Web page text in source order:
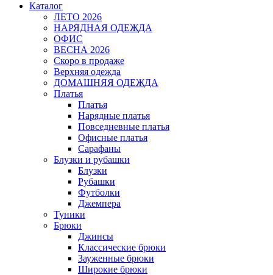
Каталог
ЛЕТО 2026
НАРЯДНАЯ ОДЕЖДА
ОФИС
ВЕСНА 2026
Скоро в продаже
Верхняя одежда
ДОМАШНЯЯ ОДЕЖДА
Платья
Платья
Нарядные платья
Повседневные платья
Офисные платья
Сарафаны
Блузки и рубашки
Блузки
Рубашки
Футболки
Джемпера
Туники
Брюки
Джинсы
Классические брюки
Зауженные брюки
Широкие брюки